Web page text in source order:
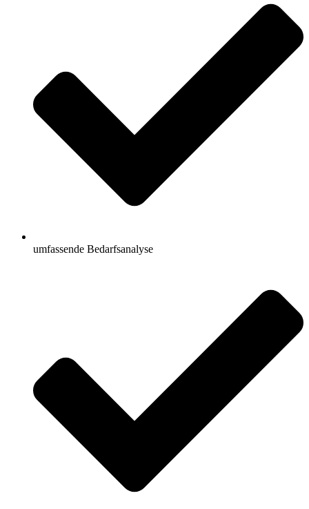
umfassende Bedarfsanalyse